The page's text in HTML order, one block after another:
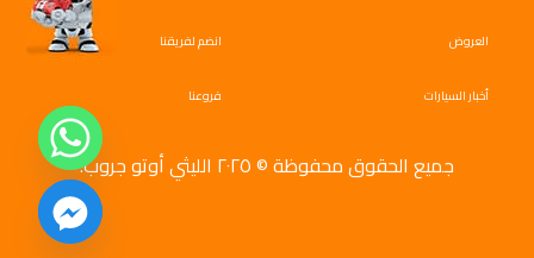
العروض
أخبار السيارات
انضم لفريقنا
فروعنا
جميع الحقوق محفوظة © ٢٠٢٥ الليثي أوتو جروب.